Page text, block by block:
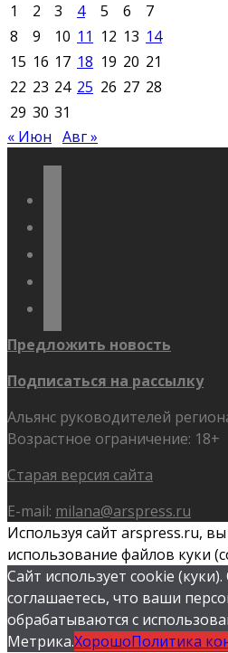
1
2 3 4 5 6
7
8
9 10 11 12 13 14
15 16 17 18 19 20 21
22 23 24 25 26 27 28
29 30 31
« Июн Авг »
Предложить новость
Подписаться на рассылку
Альянс руководителей
Возрастное ограничение: 18+
Старая версия сайта
E-mail: milana@arspress.ru
Используя сайт arspress.ru,
использование файлов куки
Сайт использует cookie
соглашаетесь, что ваши
обрабатываются с
Метрика.ХорошоПолитика